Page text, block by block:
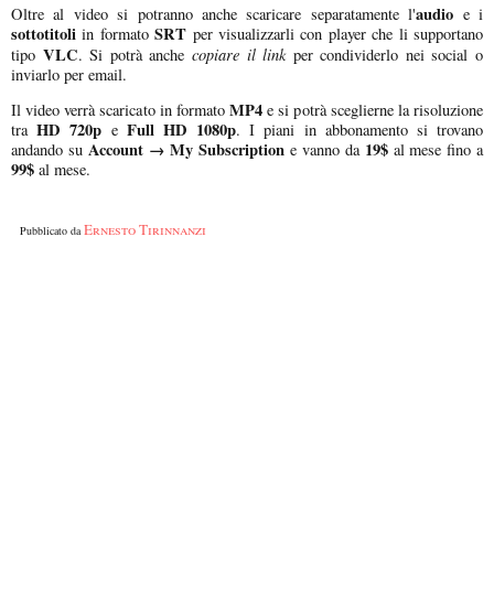
Oltre al video si potranno anche scaricare separatamente l'audio e i
sottotitoli in formatoSRT per visualizzarli con player che li supportano
tipo VLC. Si potrà anche copiare il linkper condividerlo nei social o
inviarlo per email.
Il video verrà scaricato in formato MP4 e si potrà sceglierne la risoluzione
traHD 720p e Full HD 1080p. I piani in abbonamento si trovano
andando suAccount → My Subscription e vanno da19$ al mese fino a
99$ al mese.
Pubblicato daErnesto Tirinnanzi